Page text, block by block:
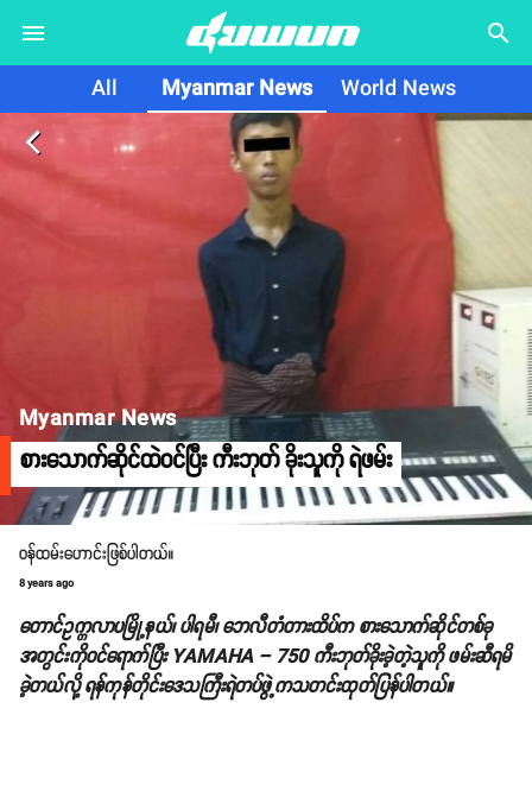
search
All Myanmar News World News
arrow_back_ios
Myanmar News
စားသောက်ဆိုင်ထဲဝင်ပြီး ကီးဘုတ် ခိုးသူကို ရဲဖမ်း
၀န်ထမ်းဟောင်းဖြစ်ပါတယ်။
8 years ago
တောင်ဥက္ကလာပမြို့နယ်၊ ပါရမီ၊ ဘေလီတံတားထိပ်က စားသောက်ဆိုင်တစ်ခု
အတွင်းကိုဝင်ရောက်ပြီး YAMAHA – 750 ကီးဘုတ်ခိုးခဲ့တဲ့သူကို ဖမ်းဆီရမိ
ခဲ့တယ်လို့ ရန်ကုန်တိုင်းဒေသကြီးရဲတပ်ဖွဲ့ကသတင်းထုတ်ပြန်ပါတယ်။